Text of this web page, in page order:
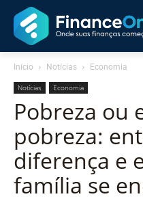
Início Notícias Economia
Notícias Economia
Pobreza ou
pobreza:
diferença e
família se